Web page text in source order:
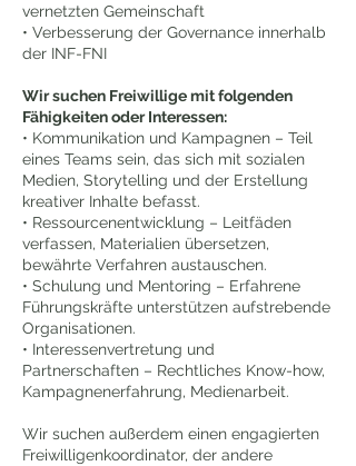
vernetzten Gemeinschaft
• Verbesserung der Governance innerhalb
der INF-FNI
Wir suchen Freiwillige mit folgenden
Fähigkeiten oder Interessen:
• Kommunikation und Kampagnen – Teil
eines Teams sein, das sich mit sozialen
Medien, Storytelling und der Erstellung
kreativer Inhalte befasst.
• Ressourcenentwicklung – Leitfäden
verfassen, Materialien übersetzen,
bewährte Verfahren austauschen.
• Schulung und Mentoring – Erfahrene
Führungskräfte unterstützen aufstrebende
Organisationen.
• Interessenvertretung und
Partnerschaften – Rechtliches Know-how,
Kampagnenerfahrung, Medienarbeit.
Wir suchen außerdem einen engagierten
Freiwilligenkoordinator, der andere